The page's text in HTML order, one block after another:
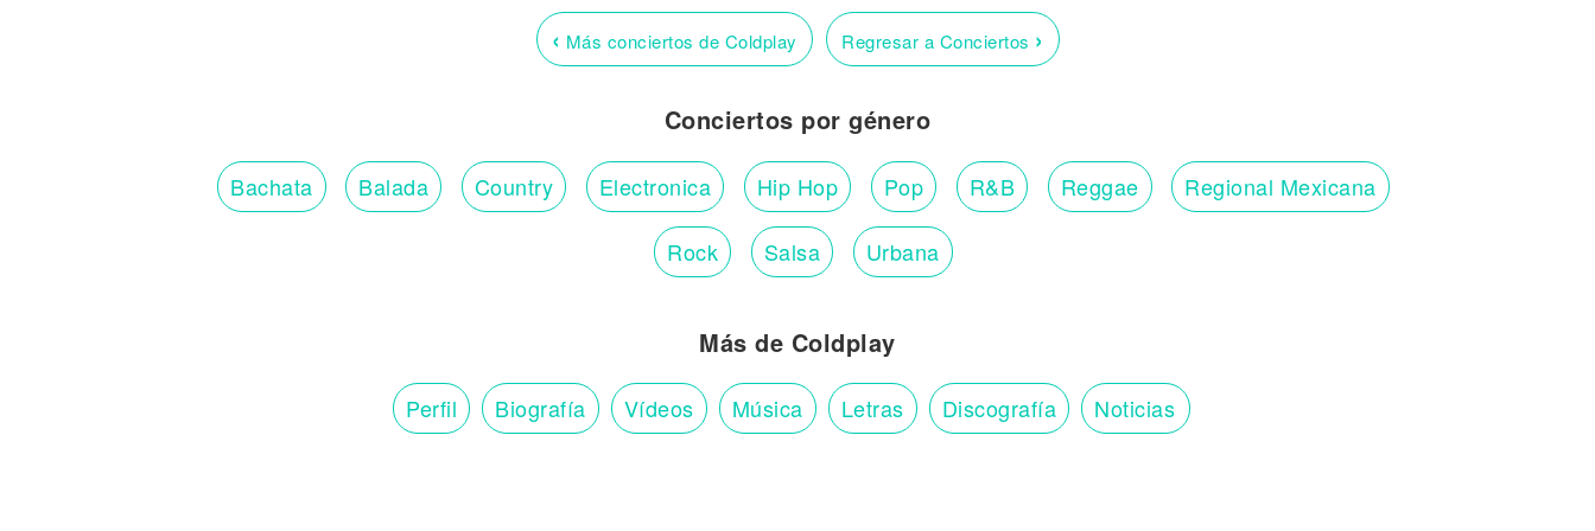
‹ Más conciertos de Coldplay Regresar a Conciertos ›
Conciertos por género
Bachata Balada Country Electronica Hip Hop Pop R&B Reggae Regional Mexicana
Rock Salsa Urbana
Más de Coldplay
Perfil Biografía Vídeos Música Letras Discografía Noticias